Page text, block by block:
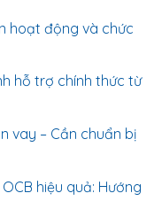
hoạt động và chức
hỗ trợ chính thức từ
vay – Cần chuẩn bị
hiệu quả: Hướng